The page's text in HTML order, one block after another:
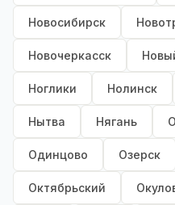
Новосибирск
Новочеркасск
Ноглики Нолинск
Нытва Нягань
Одинцово Озерск
Октябрьский